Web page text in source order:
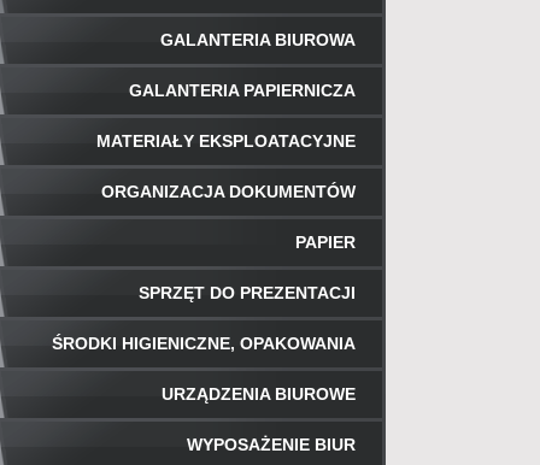
GALANTERIA BIUROWA
GALANTERIA PAPIERNICZA
MATERIAŁY EKSPLOATACYJNE
ORGANIZACJA DOKUMENTÓW
PAPIER
SPRZĘT DO PREZENTACJI
ŚRODKI HIGIENICZNE, OPAKOWANIA
URZĄDZENIA BIUROWE
WYPOSAŻENIE BIUR